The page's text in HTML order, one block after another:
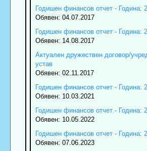
Годишен финансов отчет - Година:
Обявен: 04.07.2017
Годишен финансов отчет - Година:
Обявен: 14.08.2017
Актуален дружествен договор/
устав
Обявен: 02.11.2017
Годишен финансов отчет - Година:
Обявен: 10.03.2021
Годишен финансов отчет - Година:
Обявен: 10.05.2022
Годишен финансов отчет - Година:
Обявен: 07.06.2023